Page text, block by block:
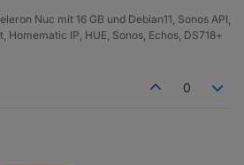
Nuc mit 16 GB und Debian11, Sonos API,
Homematic IP, HUE, Sonos, Echos, DS718+
0